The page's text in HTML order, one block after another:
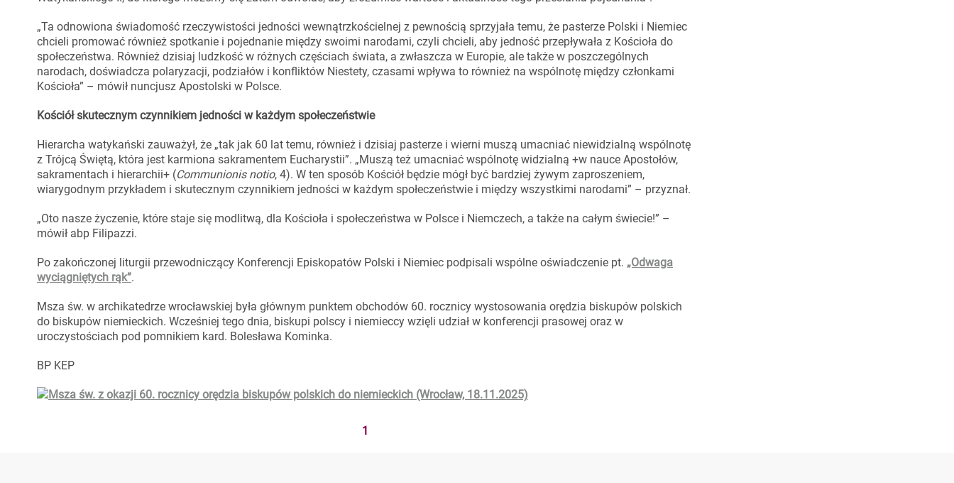
„Ta odnowiona świadomość rzeczywistości jedności wewnątrzkościelnej z pewnością sprzyjała temu, że pasterze Polski i Niemiec
chcieli promować również spotkanie i pojednanie między swoimi narodami, czyli chcieli, aby jedność przepływała z Kościoła do
społeczeństwa. Również dzisiaj ludzkość w różnych częściach świata, a zwłaszcza w Europie, ale także w poszczególnych
narodach, doświadcza polaryzacji, podziałów i konfliktów Niestety, czasami wpływa to również na wspólnotę między członkami
Kościoła” – mówił nuncjusz Apostolski w Polsce.
Kościół skutecznym czynnikiem jedności w każdym społeczeństwie
Hierarcha watykański zauważył, że „tak jak 60 lat temu, również i dzisiaj pasterze i wierni muszą umacniać niewidzialną wspólnotę
z Trójcą Świętą, która jest karmiona sakramentem Eucharystii”. „Muszą też umacniać wspólnotę widzialną +w nauce Apostołów,
sakramentach i hierarchii+ (Communionis notio, 4). W ten sposób Kościół będzie mógł być bardziej żywym zaproszeniem,
wiarygodnym przykładem i skutecznym czynnikiem jedności w każdym społeczeństwie i między wszystkimi narodami” – przyznał.
„Oto nasze życzenie, które staje się modlitwą, dla Kościoła i społeczeństwa w Polsce i Niemczech, a także na całym świecie!” –
mówił abp Filipazzi.
Po zakończonej liturgii przewodniczący Konferencji Episkopatów Polski i Niemiec podpisali wspólne oświadczenie pt. „Odwaga
wyciągniętych rąk”.
Msza św. w archikatedrze wrocławskiej była głównym punktem obchodów 60. rocznicy wystosowania orędzia biskupów polskich
do biskupów niemieckich. Wcześniej tego dnia, biskupi polscy i niemieccy wzięli udział w konferencji prasowej oraz w
uroczystościach pod pomnikiem kard. Bolesława Kominka.
BP KEP
1